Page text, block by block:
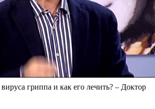
гриппа и как его лечить? – Доктор